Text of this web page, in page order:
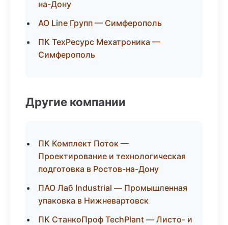
на-Дону
АО Line Групп — Симферополь
ПК ТехРесурс Мехатроника —
Симферополь
Другие компании
ПК Комплект Поток —
Проектирование и технологическая
подготовка в Ростов-на-Дону
ПАО Лаб Industrial — Промышленная
упаковка в Нижневартовск
ПК СтанкоПроф TechPlant — Листо- и